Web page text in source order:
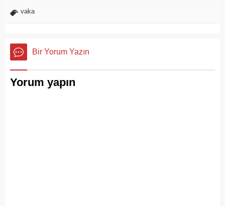
vaka
Bir Yorum Yazın
Yorum yapın